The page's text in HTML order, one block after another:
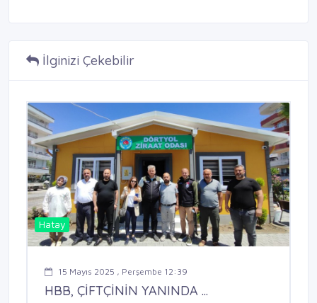
İlginizi Çekebilir
Hatay
15 Mayıs 2025 , Perşembe 12:39
HBB, ÇİFTÇİNİN YANINDA ...